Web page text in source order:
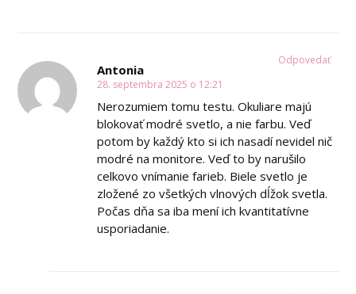
Antonia
28. septembra 2025 o 12:21
Nerozumiem tomu testu. Okuliare majú
blokovať modré svetlo, a nie farbu. Veď
potom by každý kto si ich nasadí nevidel nič
modré na monitore. Veď to by narušilo
celkovo vnímanie farieb. Biele svetlo je
zložené zo všetkých vlnových dĺžok svetla.
Počas dňa sa iba mení ich kvantitatívne
usporiadanie.
Odpovedať